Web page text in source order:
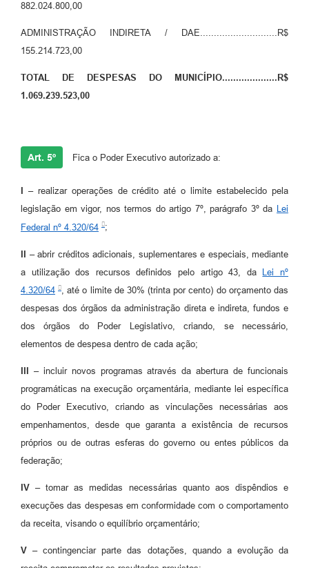
882.024.800,00
ADMINISTRAÇÃO INDIRETA / DAE............................R$
155.214.723,00
TOTAL DE DESPESAS DO MUNICÍPIO....................R$
1.069.239.523,00
Art. 5º Fica o Poder Executivo autorizado a:
– realizar operações de crédito até o limite estabelecido pela
legislação em vigor, nos termos do artigo 7º, parágrafo 3º da Lei
Federal nº 4.320/64
;
II – abrir créditos adicionais, suplementares e especiais, mediante
a utilização dos recursos definidos pelo artigo 43, da Lei nº
4.320/64
, até o limite de 30% (trinta por cento) do orçamento das
despesas dos órgãos da administração direta e indireta, fundos e
dos órgãos do Poder Legislativo, criando, se necessário,
elementos de despesa dentro de cada ação;
– incluir novos programas através da abertura de funcionais
programáticas na execução orçamentária, mediante lei específica
do Poder Executivo, criando as vinculações necessárias aos
empenhamentos, desde que garanta a existência de recursos
próprios ou de outras esferas do governo ou entes públicos da
federação;
IV– tomar as medidas necessárias quanto aos dispêndios e
execuções das despesas em conformidade com o comportamento
da receita, visando o equilíbrio orçamentário;
V – contingenciar parte das dotações, quando a evolução da